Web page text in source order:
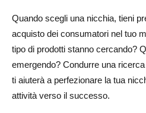
Quando scegli una nicchia, tieni
acquisto dei consumatori nel tuo
tipo di prodotti stanno cercando?
emergendo? Condurre una
ti aiuterà a perfezionare la tua
attività verso il successo.